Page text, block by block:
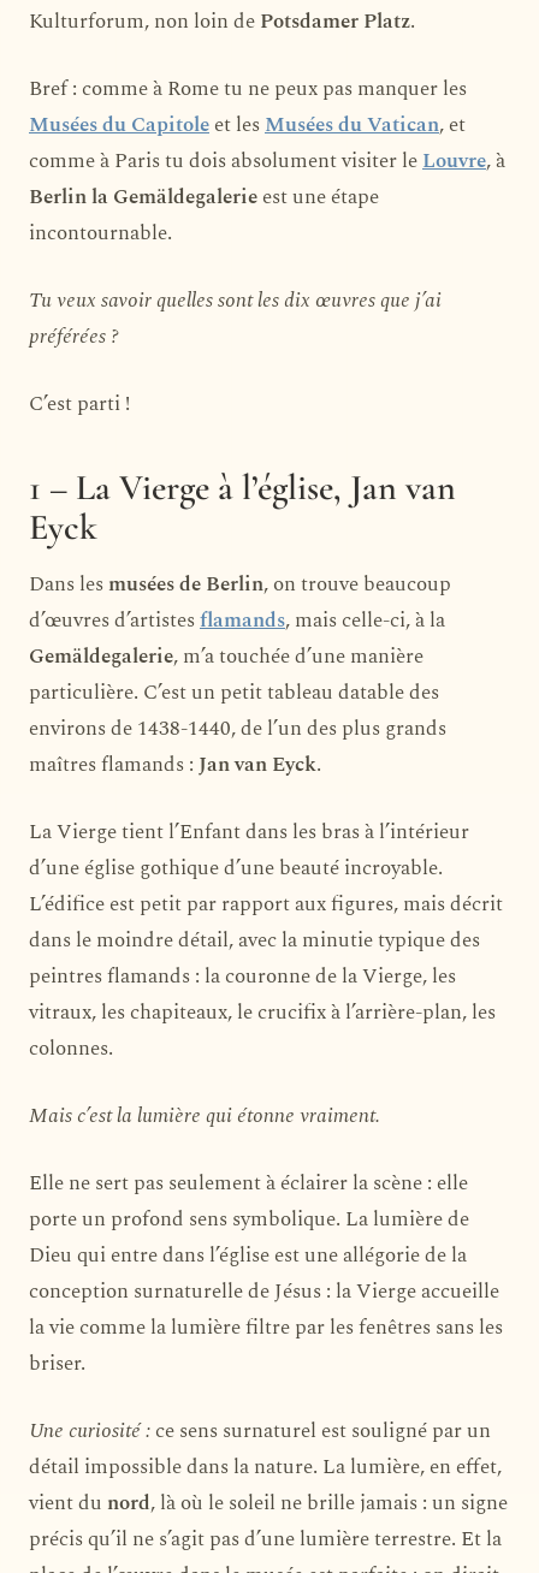
Kulturforum, non loin dePotsdamer Platz.
Bref : comme à Rome tu ne peux pas manquer les
Musées du Capitoleet lesMusées du Vatican, et
comme à Paris tu dois absolument visiter leLouvre, à
Berlin la Gemäldegalerieest une étape
incontournable.
Tu veux savoir quelles sont les dix œuvres que j’ai
préférées ?
C’est parti !
1 – La Vierge à l’église, Jan van
Eyck
Dans lesmusées de Berlin, on trouve beaucoup
d’œuvres d’artistesflamands, mais celle-ci, à la
Gemäldegalerie, m’a touchée d’une manière
particulière. C’est un petit tableau datable des
environs de 1438-1440, de l’un des plus grands
maîtres flamands : Jan van Eyck.
La Vierge tient l’Enfant dans les bras à l’intérieur
d’une église gothique d’une beauté incroyable.
L’édifice est petit par rapport aux figures, mais décrit
dans le moindre détail, avec la minutie typique des
peintres flamands : la couronne de la Vierge, les
vitraux, les chapiteaux, le crucifix à l’arrière-plan, les
colonnes.
Mais c’est la lumière qui étonne vraiment.
Elle ne sert pas seulement à éclairer la scène : elle
porte un profond sens symbolique. La lumière de
Dieu qui entre dans l’église est une allégorie de la
conception surnaturelle de Jésus : la Vierge accueille
la vie comme la lumière filtre par les fenêtres sans les
briser.
Une curiosité :ce sens surnaturel est souligné par un
détail impossible dans la nature. La lumière, en effet,
vient dunord, là où le soleil ne brille jamais : un signe
précis qu’il ne s’agit pas d’une lumière terrestre. Et la